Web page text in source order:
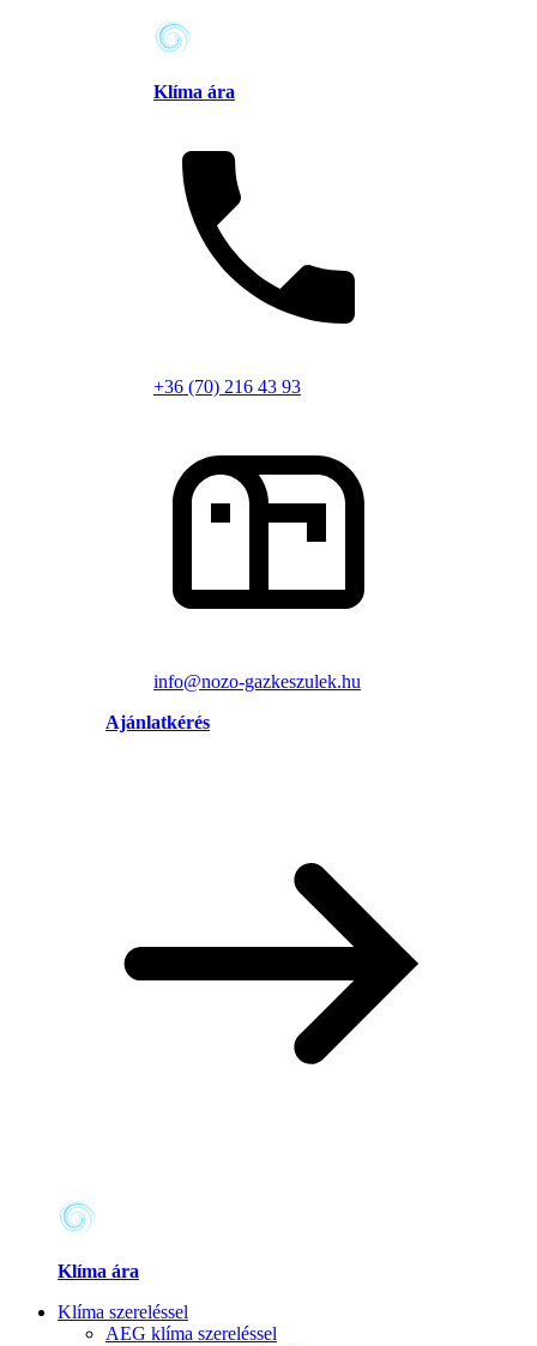
Klíma ára
+36 (70) 216 43 93
info@nozo-gazkeszulek.hu
Ajánlatkérés
Klíma ára
Klíma szereléssel
AEG klíma szereléssel